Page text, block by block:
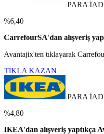
PARA
%6,40
CarrefourSA'dan alışveriş
Avantajix'ten tıklayarak
TIKLA KAZAN
PARA
%4,80
IKEA'dan alışveriş yaptıkça